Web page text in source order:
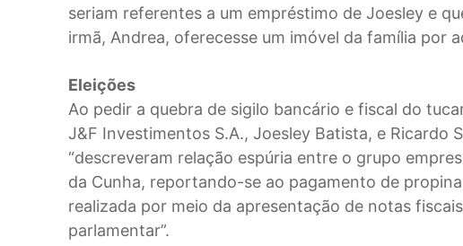
seriam referentes a um empréstimo de Joesley e
irmã, Andrea, oferecesse um imóvel da família por
Eleições
Ao pedir a quebra de sigilo bancário e fiscal do
J&F Investimentos S.A., Joesley Batista, e Ricardo
“descreveram relação espúria entre o grupo
da Cunha, reportando-se ao pagamento de
realizada por meio da apresentação de notas
parlamentar”.